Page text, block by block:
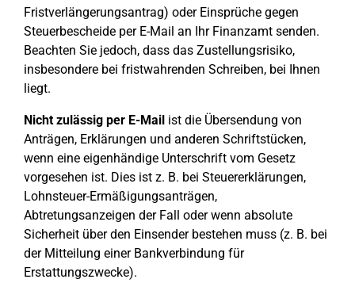
Fristverlängerungsantrag) oder Einsprüche gegen
Steuerbescheide per E-Mail an Ihr Finanzamt senden.
Beachten Sie jedoch, dass das Zustellungsrisiko,
insbesondere bei fristwahrenden Schreiben, bei Ihnen
liegt.
Nicht zulässig per E-Mail ist die Übersendung von
Anträgen, Erklärungen und anderen Schriftstücken,
wenn eine eigenhändige Unterschrift vom Gesetz
vorgesehen ist. Dies ist z. B. bei Steuererklärungen,
Lohnsteuer-Ermäßigungsanträgen,
Abtretungsanzeigen der Fall oder wenn absolute
Sicherheit über den Einsender bestehen muss (z. B. bei
der Mitteilung einer Bankverbindung für
Erstattungszwecke).